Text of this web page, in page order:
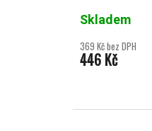
Skladem
369 Kč bez DPH
446 Kč